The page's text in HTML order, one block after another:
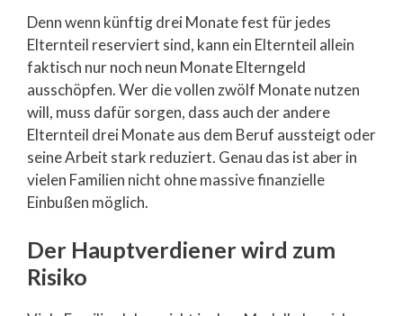
Denn wenn künftig drei Monate fest für jedes
Elternteil reserviert sind, kann ein Elternteil allein
faktisch nur noch neun Monate Elterngeld
ausschöpfen. Wer die vollen zwölf Monate nutzen
will, muss dafür sorgen, dass auch der andere
Elternteil drei Monate aus dem Beruf aussteigt oder
seine Arbeit stark reduziert. Genau das ist aber in
vielen Familien nicht ohne massive finanzielle
Einbußen möglich.
Der Hauptverdiener wird zum
Risiko